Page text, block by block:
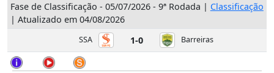
Fase de Classificação - 05/07/2026 - 9ª Rodada | Classificação
| Atualizado em 04/08/2026
SSA 1-0 Barreiras